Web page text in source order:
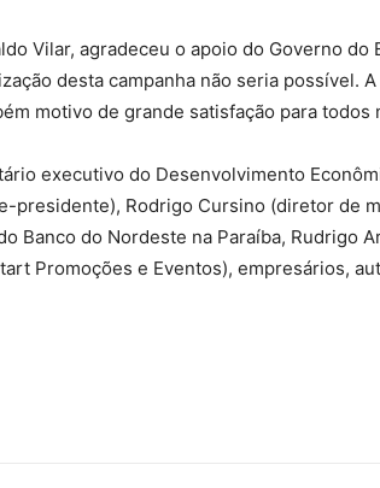
Vilar, agradeceu o apoio do Governo do
desta campanha não seria possível.
motivo de grande satisfação para todos
executivo do Desenvolvimento
presidente), Rodrigo Cursino (diretor de
Banco do Nordeste na Paraíba, Rudrigo
Promoções e Eventos), empresários,